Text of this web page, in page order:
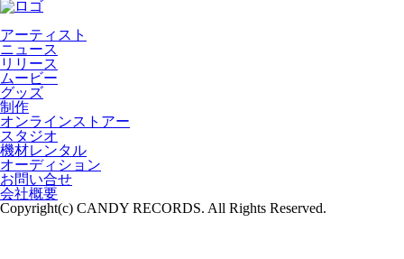
アーティスト
ニュース
リリース
ムービー
グッズ
制作
オンラインストアー
スタジオ
機材レンタル
オーディション
お問い合せ
会社概要
Copyright(c) CANDY RECORDS. All Rights Reserved.